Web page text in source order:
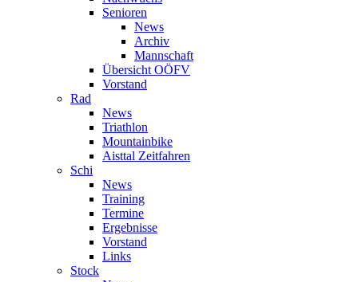
Senioren
News
Archiv
Mannschaft
Übersicht OÖFV
Vorstand
Rad
News
Triathlon
Mountainbike
Aisttal Zeitfahren
Schi
News
Training
Termine
Ergebnisse
Vorstand
Links
Stock